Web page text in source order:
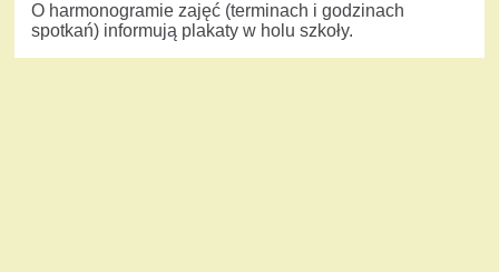
O harmonogramie zajęć (terminach i godzinach
spotkań) informują plakaty w holu szkoły.